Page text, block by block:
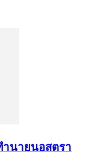
ำนายนอสตรา